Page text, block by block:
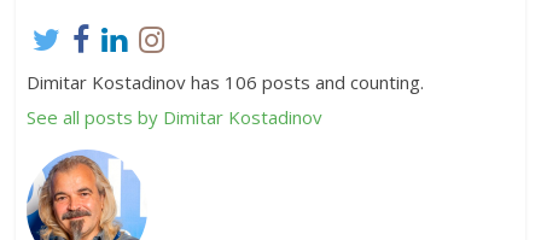
Dimitar Kostadinov has 106 posts and counting.
See all posts by Dimitar Kostadinov